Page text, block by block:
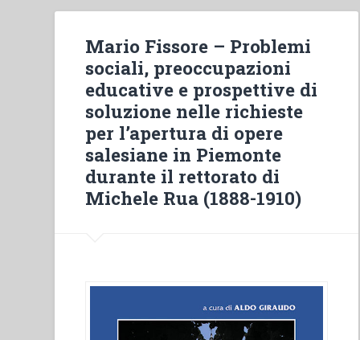
Mario Fissore – Problemi
sociali, preoccupazioni
educative e prospettive di
soluzione nelle richieste
per l’apertura di opere
salesiane in Piemonte
durante il rettorato di
Michele Rua (1888-1910)